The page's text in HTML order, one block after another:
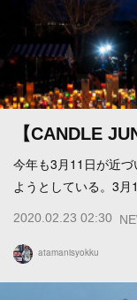
【CANDLE
今年も3月11日が近
ようとしている。3
2020.02.23 02:30
atamanisyokku